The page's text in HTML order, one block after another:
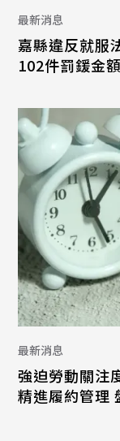
最新消息
嘉縣違反就服
102件罰鍰金
最新消息
強迫勞動關注
精進履約管理